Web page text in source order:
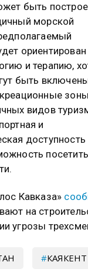
быть
морской
ориентирован
и терапию,
быть
зоны
видов
и
доступность
Кавказа»
на
угрозы
КАЯКЕНТ